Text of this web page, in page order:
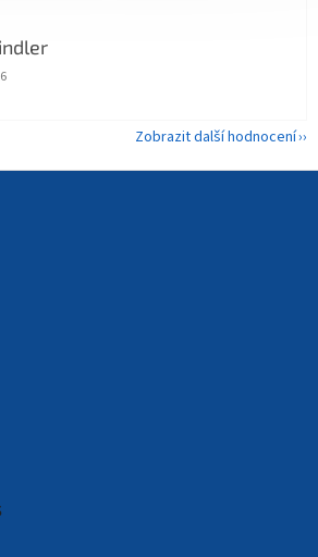
obchodu je 5 z 5 hvězdiček.
Zobrazit další hodnocení